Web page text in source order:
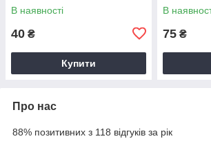
В наявності
40 ₴
Купити
В
75 ₴
Про нас
88% позитивних з 118 відгуків за рік